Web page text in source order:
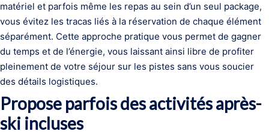
matériel et parfois même les repas au sein d’un seul package,
vous évitez les tracas liés à la réservation de chaque élément
séparément. Cette approche pratique vous permet de gagner
du temps et de l’énergie, vous laissant ainsi libre de profiter
pleinement de votre séjour sur les pistes sans vous soucier
des détails logistiques.
Propose parfois des activités après-
ski incluses